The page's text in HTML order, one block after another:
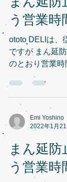
う営業時
ototo DELIは、
ですが まん延
のとおり営業時
た、アルコー
だきます。 期
3/6（日） 営業
Emi Yoshino
2022年1月21
まん延防
う営業時